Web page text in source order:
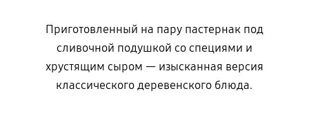
Приготовленный на пару пастернак под
сливочной подушкой со специями и
хрустящим сыром — изысканная версия
классического деревенского блюда.